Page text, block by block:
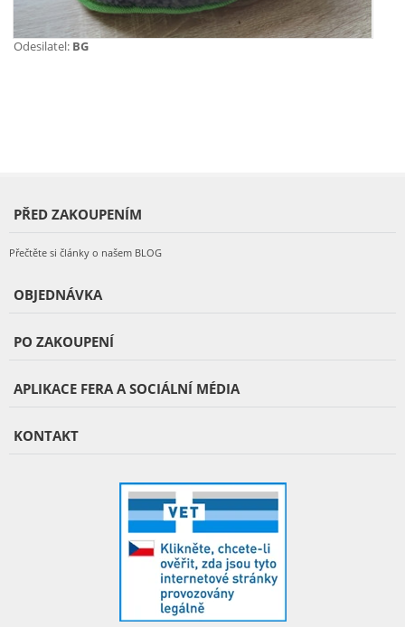
Odesilatel: BG
PŘED ZAKOUPENÍM
Přečtěte si články o našem BLOG
OBJEDNÁVKA
PO ZAKOUPENÍ
APLIKACE FERA A SOCIÁLNÍ MÉDIA
KONTAKT